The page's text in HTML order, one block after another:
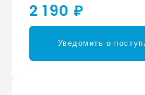
2 190 ₽
Уведомить о